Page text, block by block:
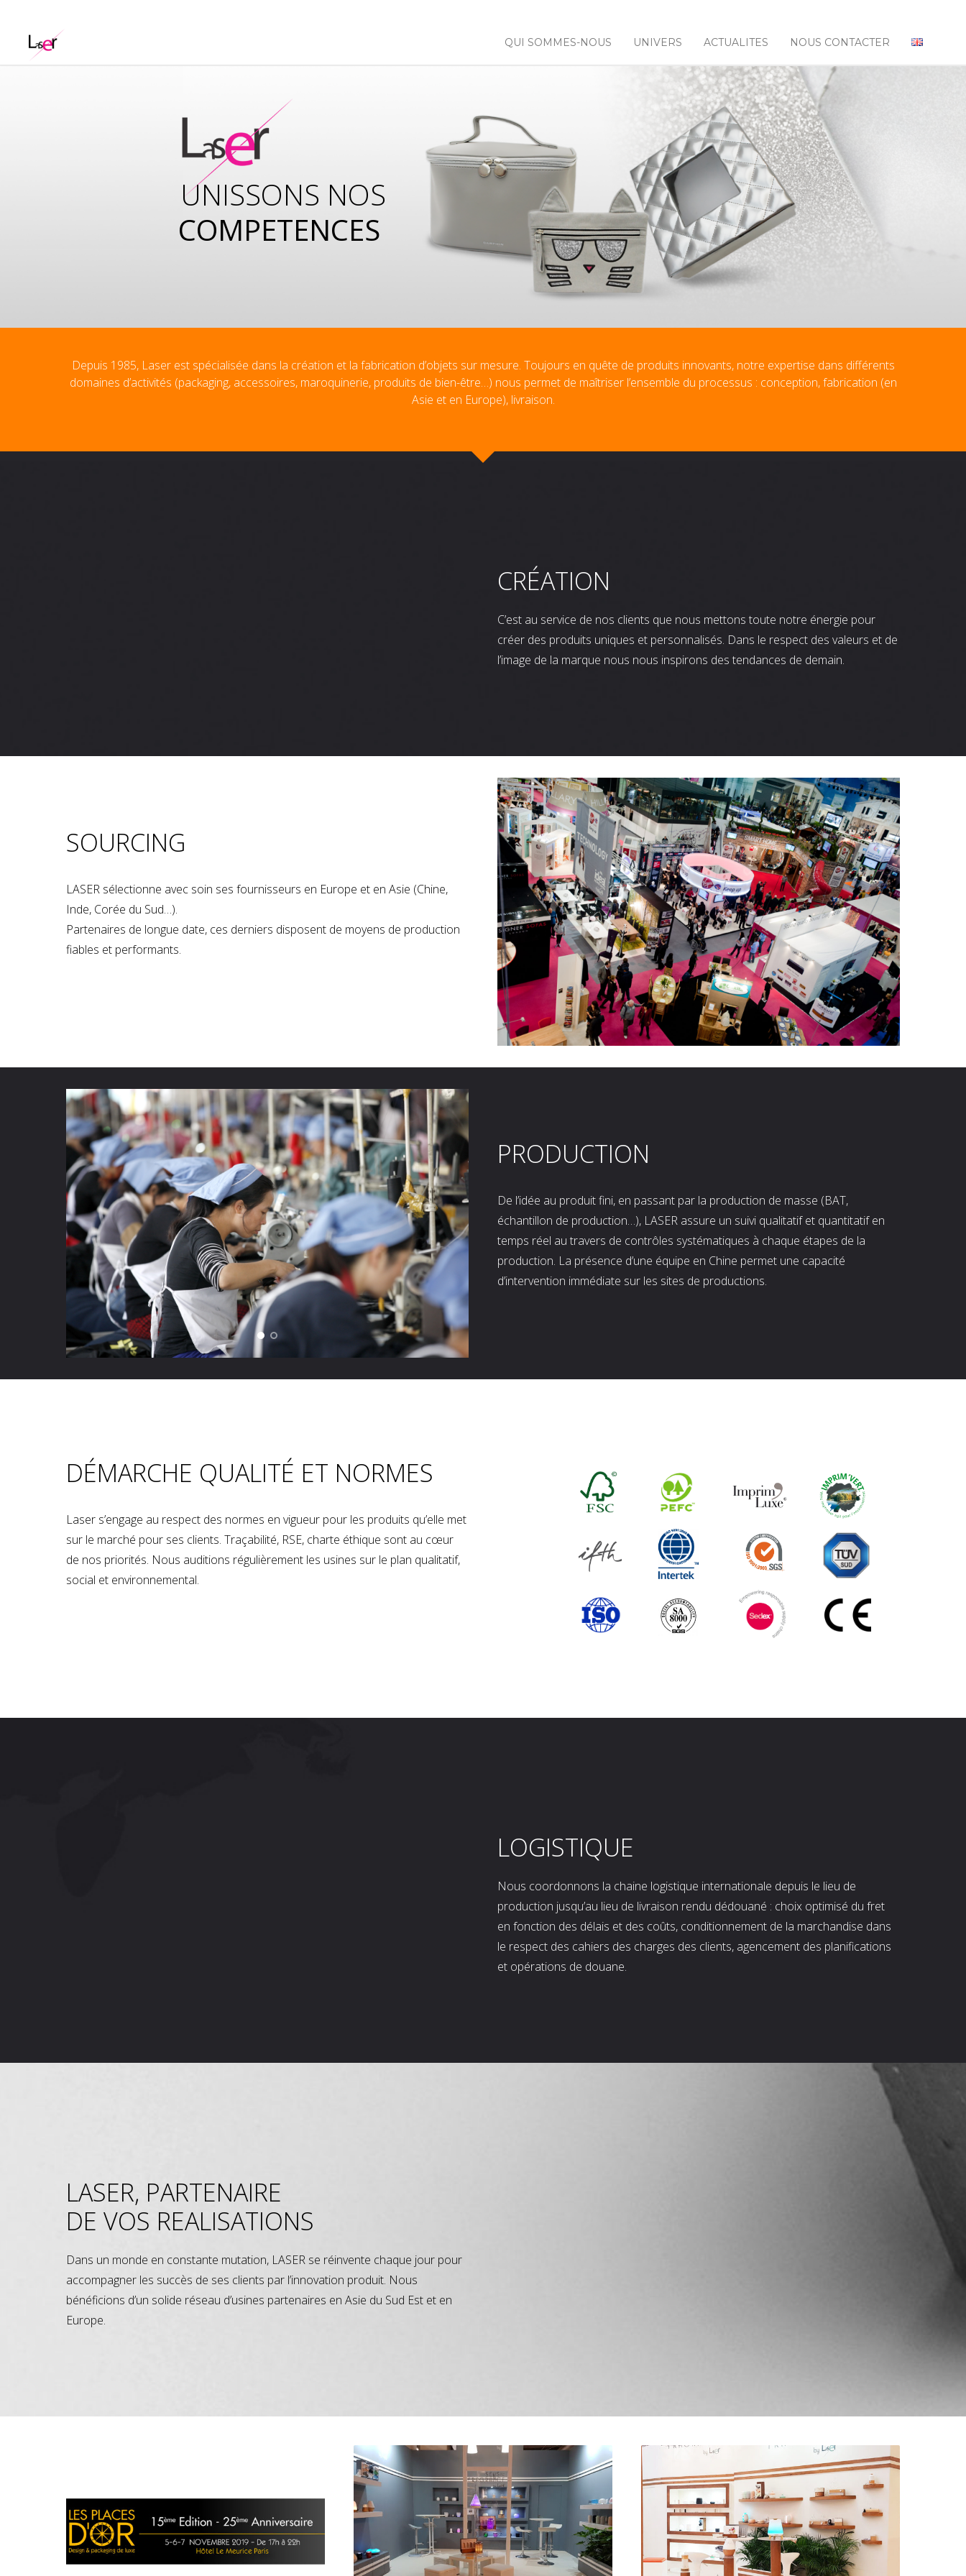
QUI SOMMES-NOUS UNIVERS ACTUALITES NOUS CONTACTER
COMPETENCES
UNISSONS NOS
Depuis 1985, Laser est spécialisée dans la création et la fabrication d’objets sur mesure. Toujours en quête de produits innovants, notre expertise dans différents
domaines d’activités (packaging, accessoires, maroquinerie, produits de bien-être…) nous permet de maîtriser l’ensemble du processus : conception, fabrication (en
Asie et en Europe), livraison.
CRÉATION
C’est au service de nos clients que nous mettons toute notre énergie pour
créer des produits uniques et personnalisés. Dans le respect des valeurs et de
l’image de la marque nous nous inspirons des tendances de demain.
SOURCING
LASER sélectionne avec soin ses fournisseurs en Europe et en Asie (Chine,
Inde, Corée du Sud…).
Partenaires de longue date, ces derniers disposent de moyens de production
fiables et performants.
PRODUCTION
De l’idée au produit fini, en passant par la production de masse (BAT,
échantillon de production…), LASER assure un suivi qualitatif et quantitatif en
temps réel au travers de contrôles systématiques à chaque étapes de la
production. La présence d’une équipe en Chine permet une capacité
d’intervention immédiate sur les sites de productions.
DÉMARCHE QUALITÉ ET NORMES
Laser s’engage au respect des normes en vigueur pour les produits qu’elle met
sur le marché pour ses clients. Traçabilité, RSE, charte éthique sont au cœur
de nos priorités. Nous auditions régulièrement les usines sur le plan qualitatif,
social et environnemental.
LOGISTIQUE
Nous coordonnons la chaine logistique internationale depuis le lieu de
production jusqu’au lieu de livraison rendu dédouané : choix optimisé du fret
en fonction des délais et des coûts, conditionnement de la marchandise dans
le respect des cahiers des charges des clients, agencement des planifications
et opérations de douane.
LASER, PARTENAIRE
DE VOS REALISATIONS
Dans un monde en constante mutation, LASER se réinvente chaque jour pour
accompagner les succès de ses clients par l’innovation produit. Nous
bénéficions d’un solide réseau d’usines partenaires en Asie du Sud Est et en
Europe.